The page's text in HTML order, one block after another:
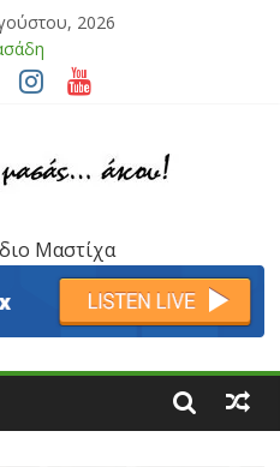
2026
& Γιώργος Στρατάκης
Μαστίχα